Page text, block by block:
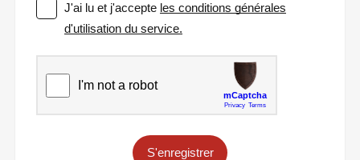
J'ai lu et j'accepte les conditions générales
d'utilisation du service.
S'enregistrer